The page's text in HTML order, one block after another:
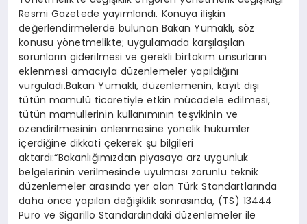
Resmi Gazetede yayımlandı. Konuya ilişkin
değerlendirmelerde bulunan Bakan Yumaklı, söz
konusu yönetmelikte; uygulamada karşılaşılan
sorunların giderilmesi ve gerekli birtakım unsurların
eklenmesi amacıyla düzenlemeler yapıldığını
vurguladı.Bakan Yumaklı, düzenlemenin, kayıt dışı
tütün mamulü ticaretiyle etkin mücadele edilmesi,
tütün mamullerinin kullanımının teşvikinin ve
özendirilmesinin önlenmesine yönelik hükümler
içerdiğine dikkati çekerek şu bilgileri
aktardı:“Bakanlığımızdan piyasaya arz uygunluk
belgelerinin verilmesinde uyulması zorunlu teknik
düzenlemeler arasında yer alan Türk Standartlarında
daha önce yapılan değişiklik sonrasında, (TS) 13444
Puro ve Sigarillo Standardındaki düzenlemeler ile